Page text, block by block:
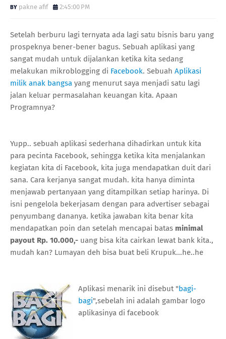
pakne afif 2:45:00 PM
Setelah berburu lagi ternyata ada lagi satu bisnis baru yang
prospeknya bener-bener bagus. Sebuah aplikasi yang
sangat mudah untuk dijalankan ketika kita sedang
melakukan mikroblogging di Facebook. Sebuah Aplikasi
milik anak bangsa yang menurut saya menjadi satu lagi
jalan keluar permasalahan keuangan kita. Apaan
Programnya?
Yupp.. sebuah aplikasi sederhana dihadirkan untuk kita
para pecinta Facebook, sehingga ketika kita menjalankan
kegiatan kita di Facebook, kita juga mendapatkan duit dari
sana. Cara kerjanya sangat mudah. kita hanya diminta
menjawab pertanyaan yang ditampilkan setiap harinya. Di
isni pengelola bekerjasam dengan para advertiser sebagai
penyumbang dananya. ketika jawaban kita benar kita
mendapatkan poin dan setelah mencapai batas minimal
payout Rp. 10.000,- uang bisa kita cairkan lewat bank kita.,
mudah kan? Lumayan deh bisa buat beli Krupuk...he..he
Aplikasi menarik ini disebut "bagi-
bagi",sebelah ini adalah gambar logo
aplikasinya di facebook